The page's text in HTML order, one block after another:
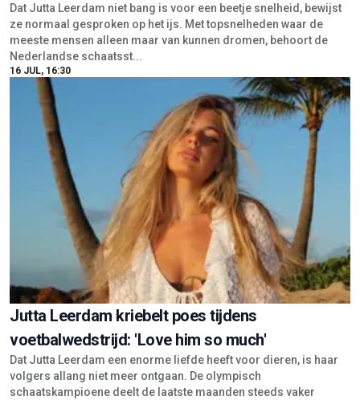
Dat Jutta Leerdam niet bang is voor een beetje snelheid, bewijst
ze normaal gesproken op het ijs. Met topsnelheden waar de
meeste mensen alleen maar van kunnen dromen, behoort de
Nederlandse schaatsst...
16 JUL, 16:30
Jutta Leerdam kriebelt poes tijdens
voetbalwedstrijd: 'Love him so much'
Dat Jutta Leerdam een enorme liefde heeft voor dieren, is haar
volgers allang niet meer ontgaan. De olympisch
schaatskampioene deelt de laatste maanden steeds vaker